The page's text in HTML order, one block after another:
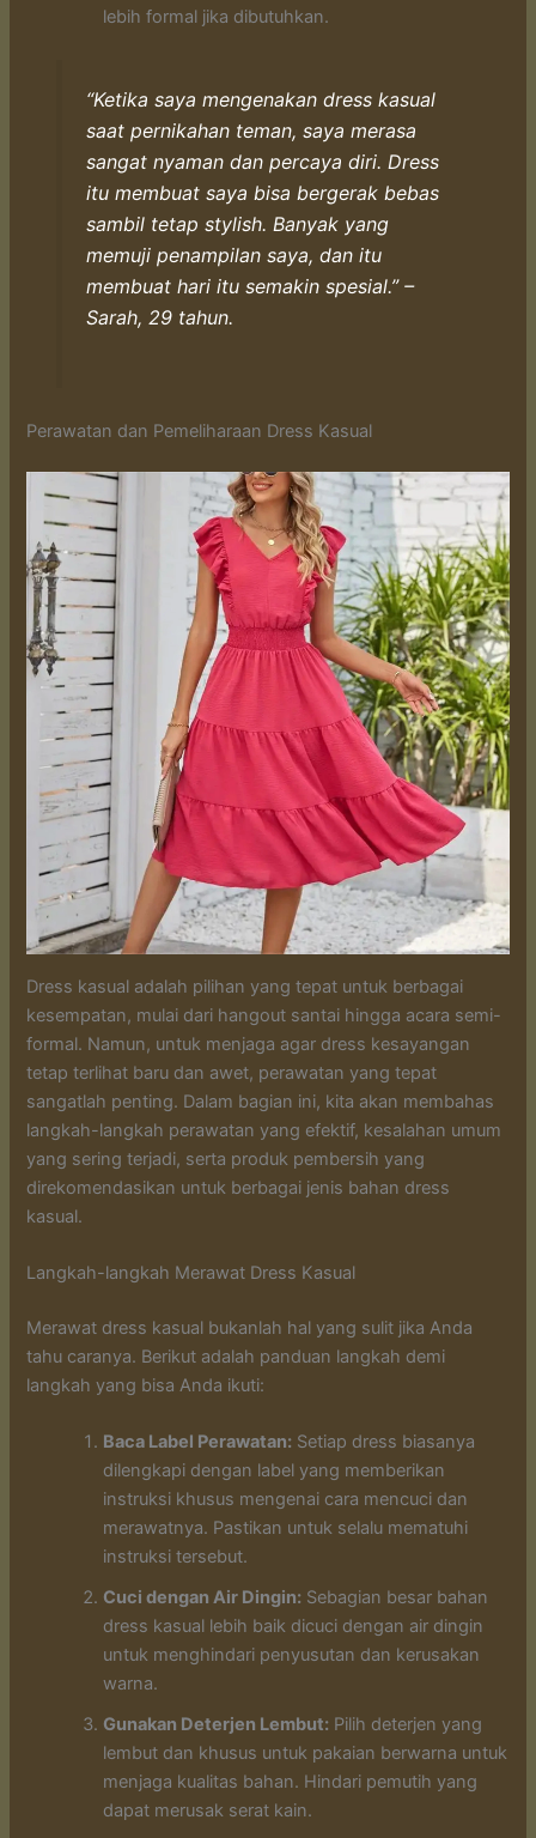
lebih formal jika dibutuhkan.
“Ketika saya mengenakan dress kasual
saat pernikahan teman, saya merasa
sangat nyaman dan percaya diri. Dress
itu membuat saya bisa bergerak bebas
sambil tetap stylish. Banyak yang
memuji penampilan saya, dan itu
membuat hari itu semakin spesial.” –
Sarah, 29 tahun.
Perawatan dan Pemeliharaan Dress Kasual
Dress kasual adalah pilihan yang tepat untuk berbagai
kesempatan, mulai dari hangout santai hingga acara semi-
formal. Namun, untuk menjaga agar dress kesayangan
tetap terlihat baru dan awet, perawatan yang tepat
sangatlah penting. Dalam bagian ini, kita akan membahas
langkah-langkah perawatan yang efektif, kesalahan umum
yang sering terjadi, serta produk pembersih yang
direkomendasikan untuk berbagai jenis bahan dress
kasual.
Langkah-langkah Merawat Dress Kasual
Merawat dress kasual bukanlah hal yang sulit jika Anda
tahu caranya. Berikut adalah panduan langkah demi
langkah yang bisa Anda ikuti:
Baca Label Perawatan: Setiap dress biasanya
dilengkapi dengan label yang memberikan
instruksi khusus mengenai cara mencuci dan
merawatnya. Pastikan untuk selalu mematuhi
instruksi tersebut.
Cuci dengan Air Dingin: Sebagian besar bahan
dress kasual lebih baik dicuci dengan air dingin
untuk menghindari penyusutan dan kerusakan
warna.
Gunakan Deterjen Lembut: Pilih deterjen yang
lembut dan khusus untuk pakaian berwarna untuk
menjaga kualitas bahan. Hindari pemutih yang
dapat merusak serat kain.